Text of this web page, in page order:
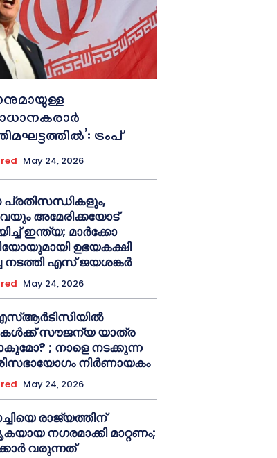
ട്രംപ്
May 24, 2026
പ്രതിസന്ധികളും,
അമേരിക്കയോട്
ഇന്ത്യ; മാർക്കോ
ഉഭയകക്ഷി
നടത്തി എസ് ജയശങ്കർ
May 24, 2026
സൗജന്യ യാത്ര
; നാളെ നടക്കുന്ന
നിർണായകം
May 24, 2026
രാജ്യത്തിന്
നഗരമാക്കി മാറ്റണം;
വരുന്നത്